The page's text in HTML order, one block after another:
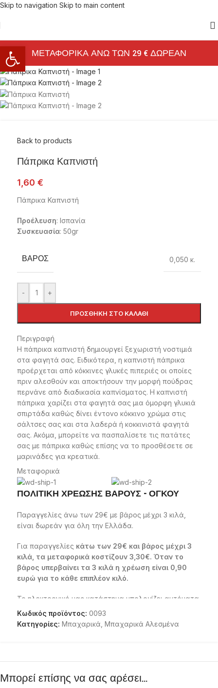
Skip to navigation Skip to main content
ΜΕΤΑΦΟΡΙΚΑ ΑΝΩ ΤΩΝ 29 € ΔΩΡΕΑΝ
Back to products
Πάπρικα Καπνιστή
1,60 €
Πάπρικα Καπνιστή
Προέλευση: Ισπανία
Συσκευασία: 50gr
ΒΆΡΟΣ 0,050 κ.
- +
ΠΡΟΣΘΉΚΗ ΣΤΟ ΚΑΛΆΘΙ
Περιγραφή
Η πάπρικα καπνιστή δημιουργεί ξεχωριστή νοστιμιά
στα φαγητά σας. Ειδικότερα, η καπνιστή πάπρικα
προέρχεται από κόκκινες γλυκές πιπεριές οι οποίες
πριν αλεσθούν και αποκτήσουν την μορφή πούδρας
περνάνε από διαδικασία καπνίσματος. Η καπνιστή
πάπρικα χαρίζει στα φαγητά σας μια όμορφη γλυκιά
σπιρτάδα καθώς δίνει έντονο κόκκινο χρώμα στις
σάλτσες σας και στα λαδερά ή κοκκινιστά φαγητά
σας. Ακόμα, μπορείτε να πασπαλίσετε τις πατάτες
σας με πάπρικα καθώς επίσης να το προσθέσετε σε
μαρινάδες για κρεατικά.
Μεταφορικά
ΠΟΛΙΤΙΚΗ ΧΡΕΩΣΗΣ ΒΑΡΟΥΣ - ΟΓΚΟΥ
Παραγγελίες άνω των 29€ με βάρος μέχρι 3 κιλά,
είναι δωρεάν για όλη την Ελλάδα.
Για παραγγελίες κάτω των 29€ και βάρος μέχρι 3
κιλά, τα μεταφορικά κοστίζουν 3,30€. Όταν το
βάρος υπερβαίνει τα 3 κιλά η χρέωση είναι 0,90
ευρώ για το κάθε επιπλέον κιλό.
Το ηλεκτρονικό μας κατάστημα υπολογίζει αυτόματα
το κόστος του έξτρα βάρους και του όγκου και σαν
ενημερώνει για το κόστος μεταφορικών.
CENTERπαραδίδονται με ασφάλεια στη διεύθυνση
που θα ορίσετε μέσα σε δύο ή τρεις εργάσιμες
ημέρες από την ημέρα πληρωμής της παραγγελίας.
Κωδικός προϊόντος: 0093
Κατηγορίες: Μπαχαρικά Μπαχαρικά Αλεσμένα
Μπορεί επίσης να σας αρέσει…
Ανοίξτε τη γραμμή εργαλείων